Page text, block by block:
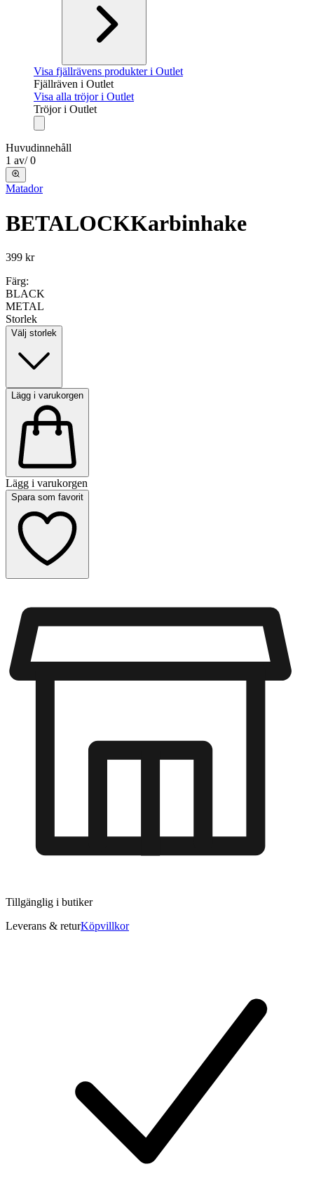
Visa fjällrävens produkter i Outlet
Fjällräven i Outlet
Visa alla tröjor i Outlet
Tröjor i Outlet
Huvudinnehåll
1 av/ 0
Matador
BETALOCKKarbinhake
399 kr
Färg:
BLACK
METAL
Storlek
Välj storlek
Lägg i varukorgen
Lägg i varukorgen
Spara som favorit
Tillgänglig i butiker
Leverans & returKöpvillkor